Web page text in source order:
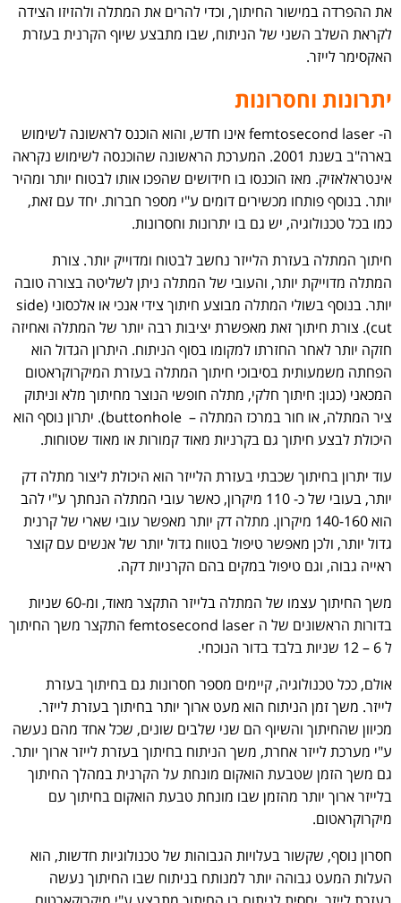
את ההפרדה במישור החיתוך, וכדי להרים את המתלה ולהזיזו הצידה
לקראת השלב השני של הניתוח, שבו מתבצע שיוף הקרנית בעזרת
האקסימר לייזר.
יתרונות וחסרונות
ה- femtosecond laser אינו חדש, והוא הוכנס לראשונה לשימוש
בארה"ב בשנת 2001. המערכת הראשונה שהוכנסה לשימוש נקראה
אינטראלאזיק. מאז הוכנסו בו חידושים שהפכו אותו לבטוח יותר ומהיר
יותר. בנוסף פותחו מכשירים דומים ע"י מספר חברות. יחד עם זאת,
כמו בכל טכנולוגיה, יש גם בו יתרונות וחסרונות.
חיתוך המתלה בעזרת הלייזר נחשב לבטוח ומדוייק יותר. צורת
המתלה מדוייקת יותר, והעובי של המתלה ניתן לשליטה בצורה טובה
יותר. בנוסף בשולי המתלה מבוצע חיתוך צידי אנכי או אלכסוני (side
cut). צורת חיתוך זאת מאפשרת יציבות רבה יותר של המתלה ואחיזה
חזקה יותר לאחר החזרתו למקומו בסוף הניתוח. היתרון הגדול הוא
הפחתה משמעותית בסיבוכי חיתוך המתלה בעזרת המיקרוקראטום
המכאני (כגון: חיתוך חלקי, מתלה חופשי הנוצר מחיתוך מלא וניתוק
ציר המתלה, או חור במרכז המתלה – buttonhole). יתרון נוסף הוא
היכולת לבצע חיתוך גם בקרניות מאוד קמורות או מאוד שטוחות.
עוד יתרון בחיתוך שכבתי בעזרת הלייזר הוא היכולת ליצור מתלה דק
יותר, בעובי של כ- 110 מיקרון, כאשר עובי המתלה הנחתך ע"י להב
הוא 140-160 מיקרון. מתלה דק יותר מאפשר עובי שארי של קרנית
גדול יותר, ולכן מאפשר טיפול בטווח גדול יותר של אנשים עם קוצר
ראייה גבוה, וגם טיפול במקים בהם הקרניות דקה.
משך החיתוך עצמו של המתלה בלייזר התקצר מאוד, ומ-60 שניות
בדורות הראשונים של ה femtosecond laser התקצר משך החיתוך
ל 6 – 12 שניות בלבד בדור הנוכחי.
אולם, ככל טכנולוגיה, קיימים מספר חסרונות גם בחיתוך בעזרת
לייזר. משך זמן הניתוח הוא מעט ארוך יותר בחיתוך בעזרת לייזר.
מכיוון שהחיתוך והשיוף הם שני שלבים שונים, שכל אחד מהם נעשה
ע"י מערכת לייזר אחרת, משך הניתוח בחיתוך בעזרת לייזר ארוך יותר.
גם משך הזמן שטבעת הואקום מונחת על הקרנית במהלך החיתוך
בלייזר ארוך יותר מהזמן שבו מונחת טבעת הואקום בחיתוך עם
מיקרוקראטום.
חסרון נוסף, שקשור בעלויות הגבוהות של טכנולוגיות חדשות, הוא
העלות המעט גבוהה יותר למנותח בניתוח שבו החיתוך נעשה